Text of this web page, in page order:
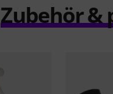
Zubehör &